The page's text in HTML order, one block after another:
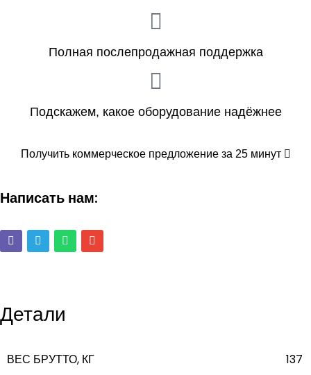
Полная послепродажная поддержка
Подскажем, какое оборудование надёжнее
Получить коммерческое предложение за 25 минут
Написать нам:
Детали
ВЕС БРУТТО, КГ 137